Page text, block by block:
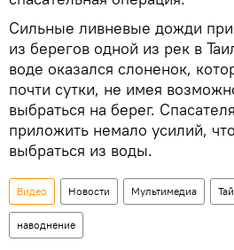
Сильные ливневые дожди
из берегов одной из рек в
воде оказался слоненок,
почти сутки, не имея
выбраться на берег.
приложить немало усилий,
выбраться из воды.
Видео Новости Мультимедиа
наводнение